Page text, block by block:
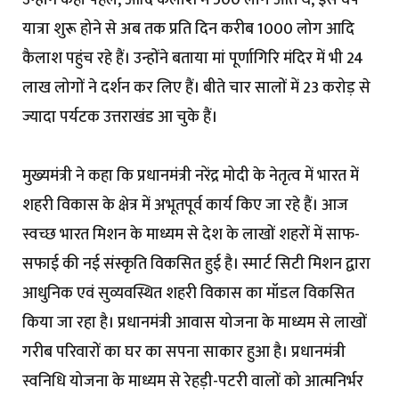
यात्रा शुरू होने से अब तक प्रति दिन करीब 1000 लोग आदि
कैलाश पहुंच रहे हैं। उन्होंने बताया मां पूर्णागिरि मंदिर में भी 24
लाख लोगों ने दर्शन कर लिए हैं। बीते चार सालों में 23 करोड़ से
ज्यादा पर्यटक उत्तराखंड आ चुके हैं।
मुख्यमंत्री ने कहा कि प्रधानमंत्री नरेंद्र मोदी के नेतृत्व में भारत में
शहरी विकास के क्षेत्र में अभूतपूर्व कार्य किए जा रहे हैं। आज
स्वच्छ भारत मिशन के माध्यम से देश के लाखों शहरों में साफ-
सफाई की नई संस्कृति विकसित हुई है। स्मार्ट सिटी मिशन द्वारा
आधुनिक एवं सुव्यवस्थित शहरी विकास का मॉडल विकसित
किया जा रहा है। प्रधानमंत्री आवास योजना के माध्यम से लाखों
गरीब परिवारों का घर का सपना साकार हुआ है। प्रधानमंत्री
स्वनिधि योजना के माध्यम से रेहड़ी-पटरी वालों को आत्मनिर्भर